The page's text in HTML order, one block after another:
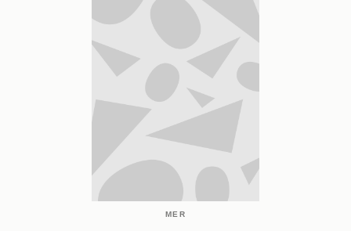
MER